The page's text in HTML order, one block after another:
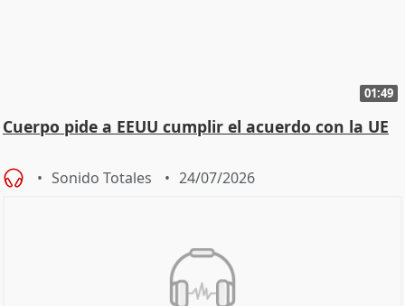
01:49
Cuerpo pide a EEUU cumplir el acuerdo con la UE
Sonido Totales 24/07/2026